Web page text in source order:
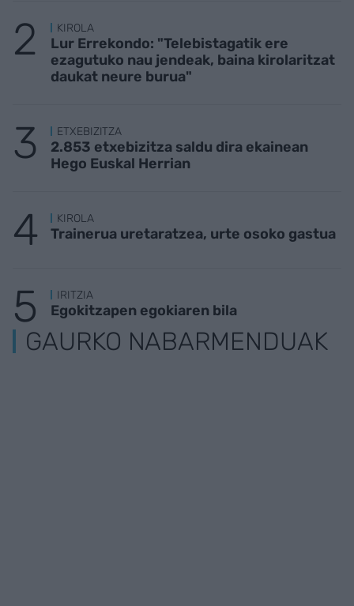
KIROLA
Lur Errekondo: "Telebistagatik ere
ezagutuko nau jendeak, baina kirolaritzat
daukat neure burua"
ETXEBIZITZA
2.853 etxebizitza saldu dira ekainean
Hego Euskal Herrian
KIROLA
Trainerua uretaratzea, urte osoko gastua
IRITZIA
Egokitzapen egokiaren bila
GAURKO NABARMENDUAK